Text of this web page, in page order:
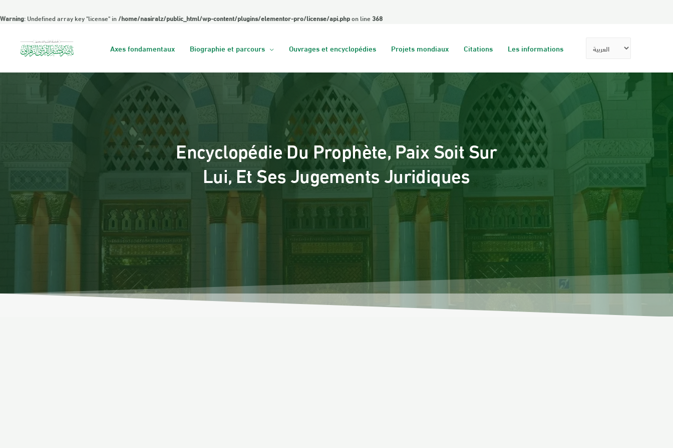
Warning: Undefined array key "license" in/home/nasiralz/public_html/wp-content/plugins/elementor-pro/license/api.phpon line 368
Axes fondamentaux Biographie et parcours Ouvrages et encyclopédies Projets mondiaux Citations Les informations
Encyclopédie Du Prophète, Paix Soit Sur
Lui, Et Ses Jugements Juridiques